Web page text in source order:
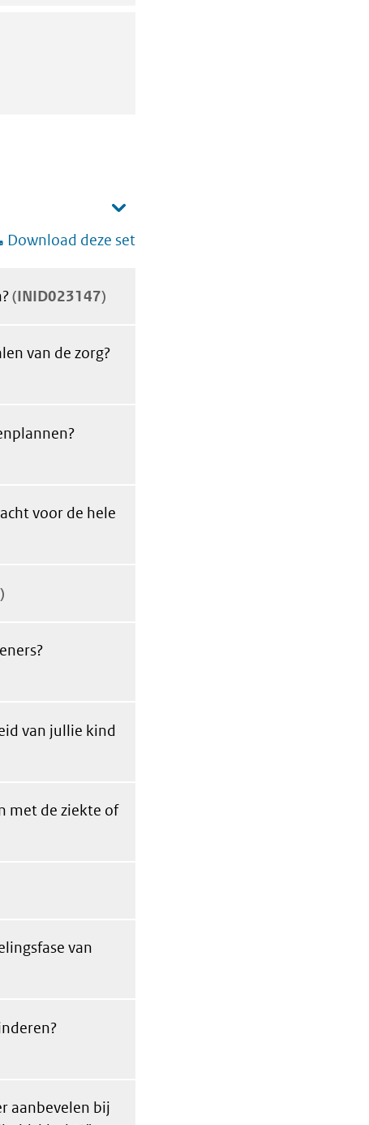
Download deze set
INID023147
van de zorg?
voor de hele
van jullie kind
met de ziekte of
van
aanbevelen bij